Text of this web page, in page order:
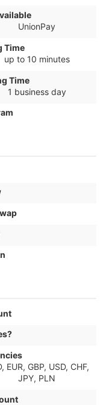
UnionPay
Time
up to 10 minutes
Time
1 business day
EUR, GBP, USD, CHF,
JPY, PLN